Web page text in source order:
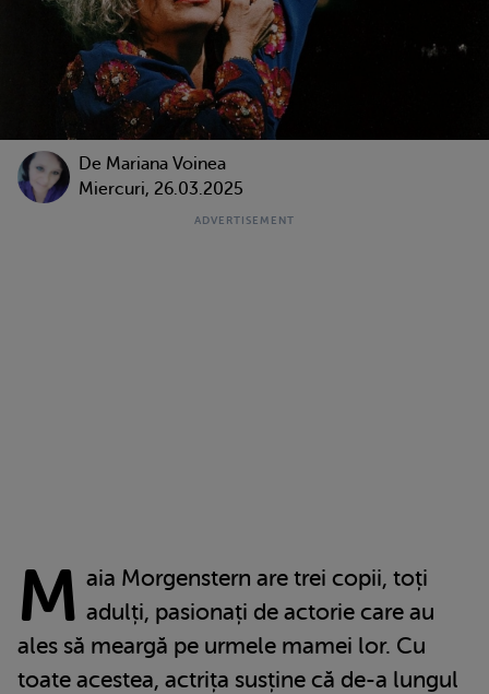
De Mariana Voinea
Miercuri, 26.03.2025
M aia Morgenstern are trei copii, toți
adulți, pasionați de actorie care au
ales să meargă pe urmele mamei lor. Cu
toate acestea, actrița susține că de-a lungul